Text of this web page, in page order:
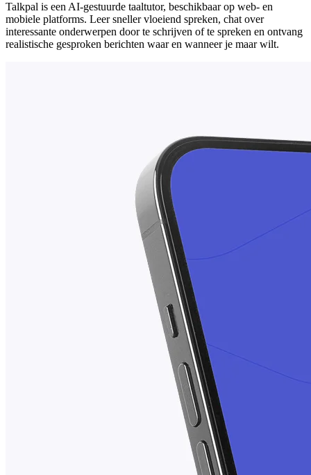
Talkpal is een AI-gestuurde taaltutor, beschikbaar op web- en
mobiele platforms. Leer sneller vloeiend spreken, chat over
interessante onderwerpen door te schrijven of te spreken en ontvang
realistische gesproken berichten waar en wanneer je maar wilt.